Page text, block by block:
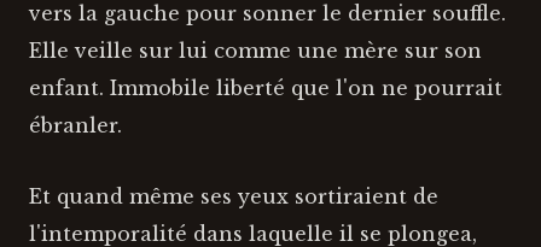
vers la gauche pour sonner le dernier souffle.
Elle veille sur lui comme une mère sur son
enfant. Immobile liberté que l'on ne pourrait
ébranler.
Et quand même ses yeux sortiraient de
l'intemporalité dans laquelle il se plongea,